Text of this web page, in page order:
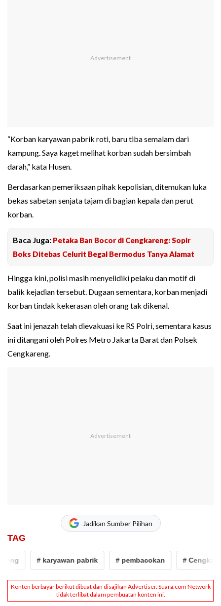
“Korban karyawan pabrik roti, baru tiba semalam dari
kampung. Saya kaget melihat korban sudah bersimbah
darah,” kata Husen.
Berdasarkan pemeriksaan pihak kepolisian, ditemukan luka
bekas sabetan senjata tajam di bagian kepala dan perut
korban.
Baca Juga: Petaka Ban Bocor di Cengkareng: Sopir
Boks Ditebas Celurit Begal Bermodus Tanya Alamat
Hingga kini, polisi masih menyelidiki pelaku dan motif di
balik kejadian tersebut. Dugaan sementara, korban menjadi
korban tindak kekerasan oleh orang tak dikenal.
Saat ini jenazah telah dievakuasi ke RS Polri, sementara kasus
ini ditangani oleh Polres Metro Jakarta Barat dan Polsek
Cengkareng.
Jadikan Sumber Pilihan
TAG
# karyawan pabrik # pembacokan #